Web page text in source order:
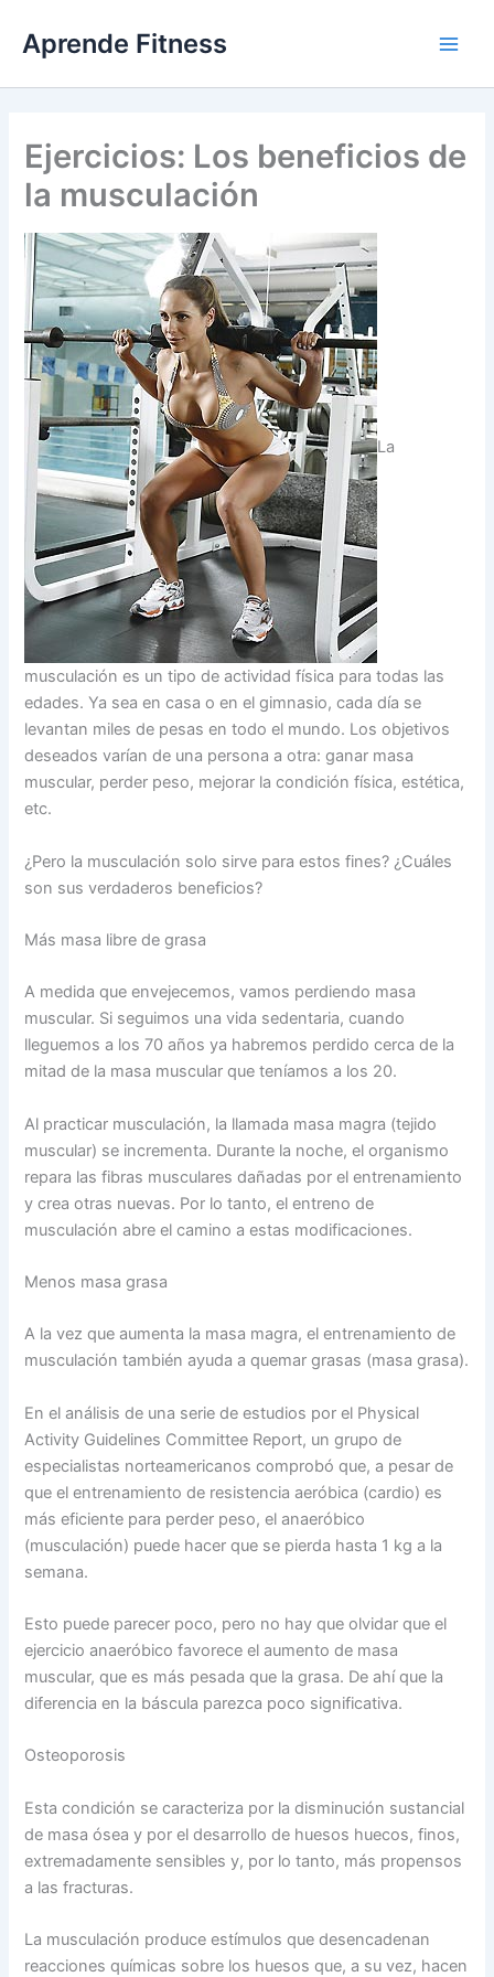
contenido
Aprende Fitness
Ejercicios: Los beneficios de
la musculación
La
musculación es un tipo de actividad física para todas las
edades. Ya sea en casa o en el gimnasio, cada día se
levantan miles de pesas en todo el mundo. Los objetivos
deseados varían de una persona a otra: ganar masa
muscular, perder peso, mejorar la condición física, estética,
etc.
¿Pero la musculación solo sirve para estos fines? ¿Cuáles
son sus verdaderos beneficios?
Más masa libre de grasa
A medida que envejecemos, vamos perdiendo masa
muscular. Si seguimos una vida sedentaria, cuando
lleguemos a los 70 años ya habremos perdido cerca de la
mitad de la masa muscular que teníamos a los 20.
Al practicar musculación, la llamada masa magra (tejido
muscular) se incrementa. Durante la noche, el organismo
repara las fibras musculares dañadas por el entrenamiento
y crea otras nuevas. Por lo tanto, el entreno de
musculación abre el camino a estas modificaciones.
Menos masa grasa
A la vez que aumenta la masa magra, el entrenamiento de
musculación también ayuda a quemar grasas (masa grasa).
En el análisis de una serie de estudios por el Physical
Activity Guidelines Committee Report, un grupo de
especialistas norteamericanos comprobó que, a pesar de
que el entrenamiento de resistencia aeróbica (cardio) es
más eficiente para perder peso, el anaeróbico
(musculación) puede hacer que se pierda hasta 1 kg a la
semana.
Esto puede parecer poco, pero no hay que olvidar que el
ejercicio anaeróbico favorece el aumento de masa
muscular, que es más pesada que la grasa. De ahí que la
diferencia en la báscula parezca poco significativa.
Osteoporosis
Esta condición se caracteriza por la disminución sustancial
de masa ósea y por el desarrollo de huesos huecos, finos,
extremadamente sensibles y, por lo tanto, más propensos
a las fracturas.
La musculación produce estímulos que desencadenan
reacciones químicas sobre los huesos que, a su vez, hacen